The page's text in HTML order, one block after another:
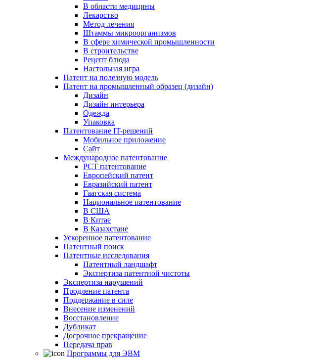
В области медицины
Лекарство
Метод лечения
Штаммы микроорганизмов
В сфере химической промышленности
В строительстве
Рецепт блюда
Настольная игра
Патент на полезную модель
Патент на промышленный образец (дизайн)
Дизайн
Дизайн интерьера
Одежда
Упаковка
Патентование IT-решений
Мобильное приложение
Сайт
Международное патентование
PCT патентование
Европейский патент
Евразийский патент
Гаагская система
Национальное патентование
В США
В Китае
В Казахстане
Ускоренное патентование
Патентный поиск
Патентные исследования
Патентный ландшафт
Экспертиза патентной чистоты
Экспертиза нарушений
Продление патента
Поддержание в силе
Внесение изменений
Восстановление
Дубликат
Досрочное прекращение
Передача прав
Программы для ЭВМ